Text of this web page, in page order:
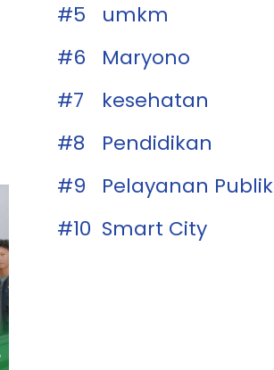
#5
umkm
#6
Maryono
#7
kesehatan
#8
Pendidikan
#9
Pelayanan Publik
#10 Smart City